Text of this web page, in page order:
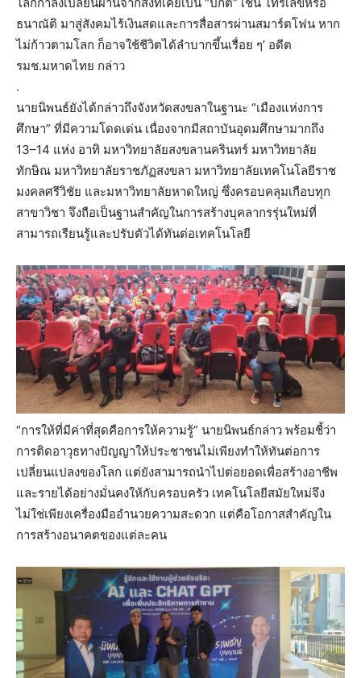
ธนาณัติ มาสู่สังคมไร้เงินสดและการสื่อสารผ่านสมาร์ตโฟน หาก
ไม่ก้าวตามโลก ก็อาจใช้ชีวิตได้ลำบากขึ้นเรื่อย ๆ’ อดีต
รมช.มหาดไทย กล่าว
.
นายนิพนธ์ยังได้กล่าวถึงจังหวัดสงขลาในฐานะ “เมืองแห่งการ
ศึกษา” ที่มีความโดดเด่น เนื่องจากมีสถาบันอุดมศึกษามากถึง
13–14 แห่ง อาทิ มหาวิทยาลัยสงขลานครินทร์ มหาวิทยาลัย
ทักษิณ มหาวิทยาลัยราชภัฏสงขลา มหาวิทยาลัยเทคโนโลยีราช
มงคลศรีวิชัย และมหาวิทยาลัยหาดใหญ่ ซึ่งครอบคลุมเกือบทุก
สาขาวิชา จึงถือเป็นฐานสำคัญในการสร้างบุคลากรรุ่นใหม่ที่
สามารถเรียนรู้และปรับตัวได้ทันต่อเทคโนโลยี
“การให้ที่มีค่าที่สุดคือการให้ความรู้” นายนิพนธ์กล่าว พร้อมชี้ว่า
การติดอาวุธทางปัญญาให้ประชาชนไม่เพียงทำให้ทันต่อการ
เปลี่ยนแปลงของโลก แต่ยังสามารถนำไปต่อยอดเพื่อสร้างอาชีพ
และรายได้อย่างมั่นคงให้กับครอบครัว เทคโนโลยีสมัยใหม่จึง
ไม่ใช่เพียงเครื่องมืออำนวยความสะดวก แต่คือโอกาสสำคัญใน
การสร้างอนาคตของแต่ละคน